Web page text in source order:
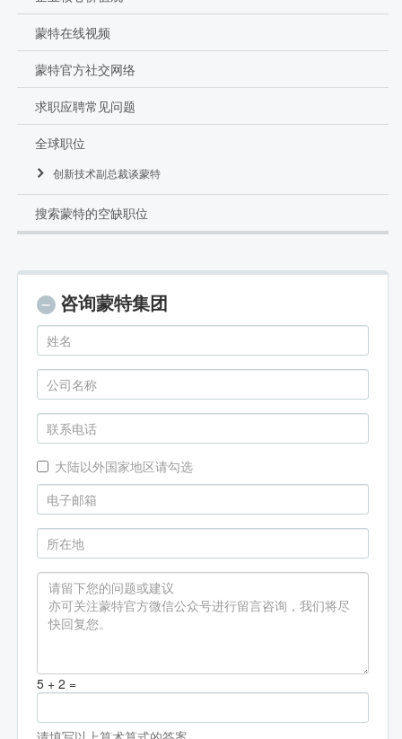
蒙特在线视频
蒙特官方社交网络
求职应聘常见问题
全球职位
创新技术副总裁谈蒙特
搜索蒙特的空缺职位
咨询蒙特集团
大陆以外国家地区请勾选
5 + 2 =